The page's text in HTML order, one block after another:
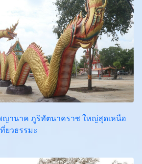
ญานาค ภูริทัตนาคราช ใหญ่สุดเหนือ
ยวธรรมะ